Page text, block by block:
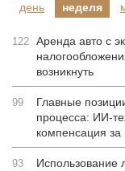
день
неделя
122 Аренда авто с
возникнуть
99
Главные
процесса: ИИ-
компенсация
93
Использование